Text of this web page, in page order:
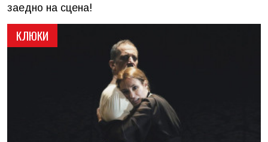
КЛЮКИ
заедно на сцена!